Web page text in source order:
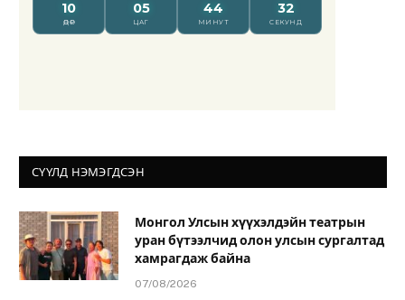
СҮҮЛД НЭМЭГДСЭН
Монгол Улсын хүүхэлдэйн театрын
уран бүтээлчид олон улсын сургалтад
хамрагдаж байна
07/08/2026